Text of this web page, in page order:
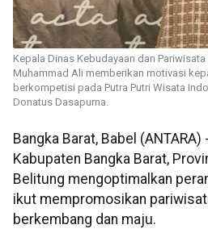
Kepala Dinas Kebudayaan dan
Muhammad Ali memberikan motivasi
berkompetisi pada Putra Putri Wisata
Donatus Dasapurna.
Bangka Barat, Babel
Kabupaten Bangka Barat,
Belitung mengoptimalkan
ikut mempromosikan
berkembang dan maju.